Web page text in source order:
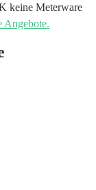
keine Meterware
Angebote.